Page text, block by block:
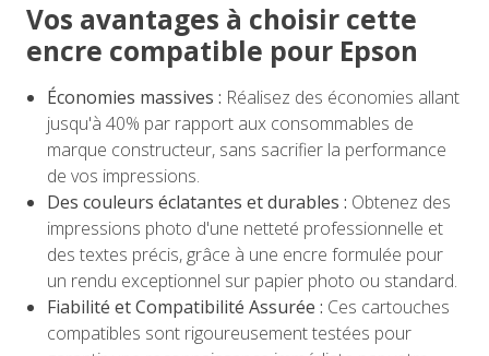
Vos avantages à choisir cette
encre compatible pour Epson
Économies massives : Réalisez des économies allant
jusqu'à 40% par rapport aux consommables de
marque constructeur, sans sacrifier la performance
de vos impressions.
Des couleurs éclatantes et durables : Obtenez des
impressions photo d'une netteté professionnelle et
des textes précis, grâce à une encre formulée pour
un rendu exceptionnel sur papier photo ou standard.
Fiabilité et Compatibilité Assurée : Ces cartouches
compatibles sont rigoureusement testées pour